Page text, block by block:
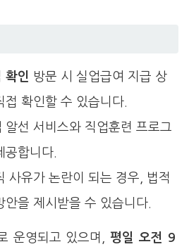
확인 방문 시 실업급여 지급 상
확인할 수 있습니다.
알선 서비스와 직업훈련 프로그
공합니다.
사유가 논란이 되는 경우, 법적
안을 제시받을 수 있습니다.
운영되고 있으며, 평일 오전 9